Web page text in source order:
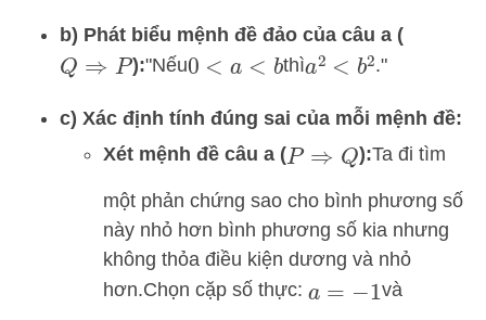
b) Phát biểu mệnh đề đảo của câu a (
Q ⇒P ):"Nếu0 <a <b thìa2 <b2 ."
c) Xác định tính đúng sai của mỗi mệnh đề:
Xét mệnh đề câu a (P⇒Q ):Ta đi tìm
một phản chứng sao cho bình phương số
này nhỏ hơn bình phương số kia nhưng
không thỏa điều kiện dương và nhỏ
hơn.Chọn cặp số thực: a =− 1 và